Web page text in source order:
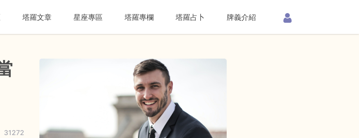
塔羅文章 星座專區 塔羅專欄 塔羅占卜 牌義介紹
31272